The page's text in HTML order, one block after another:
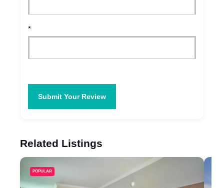
*
Submit Your Review
Related Listings
POPULAR